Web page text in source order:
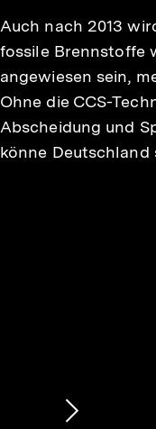
Auch nach 2013
fossile Brennstoffe
angewiesen sein,
Ohne die CCS-
Abscheidung und
könne Deutschland
Nächsten